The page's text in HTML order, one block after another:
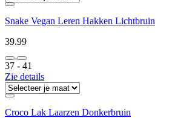
Snake Vegan Leren Hakken Lichtbruin
39.99
37 ‐ 41
Zie details
Croco Lak Laarzen Donkerbruin